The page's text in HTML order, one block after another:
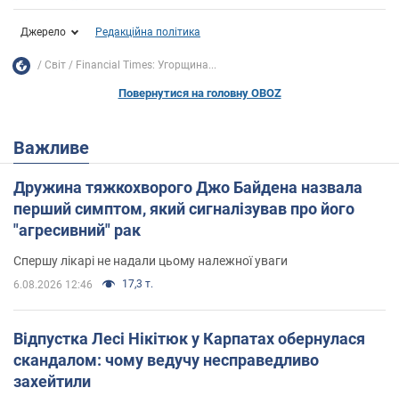
Джерело Редакційна політика
Світ Financial Times: Угорщина...
Повернутися на головну OBOZ
Важливе
Дружина тяжкохворого Джо Байдена назвала
перший симптом, який сигналізував про його
"агресивний" рак
Спершу лікарі не надали цьому належної уваги
6.08.2026 12:46 17,3 т.
Відпустка Лесі Нікітюк у Карпатах обернулася
скандалом: чому ведучу несправедливо
захейтили